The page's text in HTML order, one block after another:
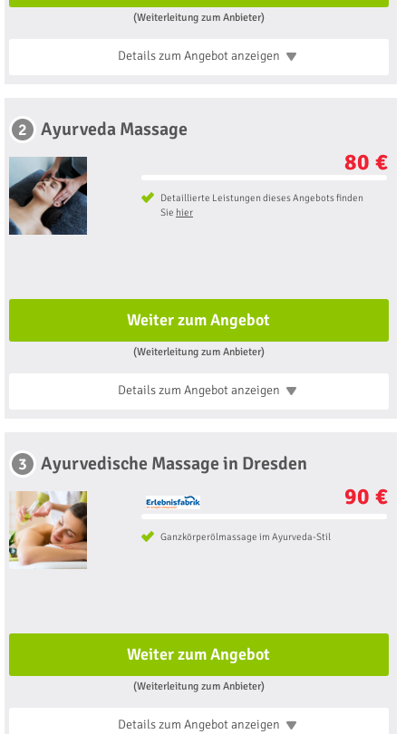
(Weiterleitung zum Anbieter)
Details zum Angebotanzeigen
2 Ayurveda Massage
80 €
Detaillierte Leistungen dieses Angebots finden
Sie hier
Weiter zum Angebot
(Weiterleitung zum Anbieter)
Details zum Angebotanzeigen
3 Ayurvedische Massage in Dresden
90 €
Ganzkörperölmassage im Ayurveda-Stil
Weiter zum Angebot
(Weiterleitung zum Anbieter)
Details zum Angebotanzeigen